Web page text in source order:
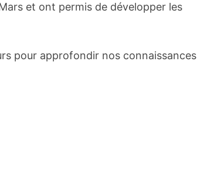
et ont permis de développer les
pour approfondir nos connaissances